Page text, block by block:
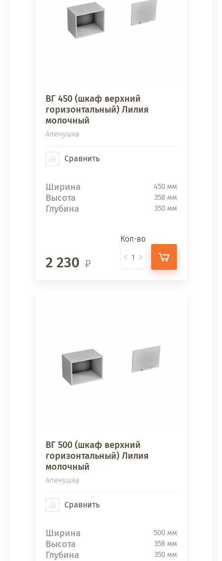
ВГ 450 (шкаф верхний
горизонтальный) Лилия
молочный
Аленушка
Сравнить
Ширина 450 мм
Высота 358 мм
Глубина 350 мм
2 230
Кол-во
ВГ 500 (шкаф верхний
горизонтальный) Лилия
молочный
Аленушка
Сравнить
Ширина 500 мм
Высота 358 мм
Глубина 350 мм